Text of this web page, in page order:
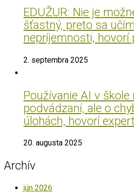
EDUŽUR: Nie je
šťastný, preto sa
nepríjemnosti, hovorí
2. septembra 2025
Používanie AI v škole
podvádzaní, ale o
úlohách, hovorí
20. augusta 2025
Archív
jún 2026